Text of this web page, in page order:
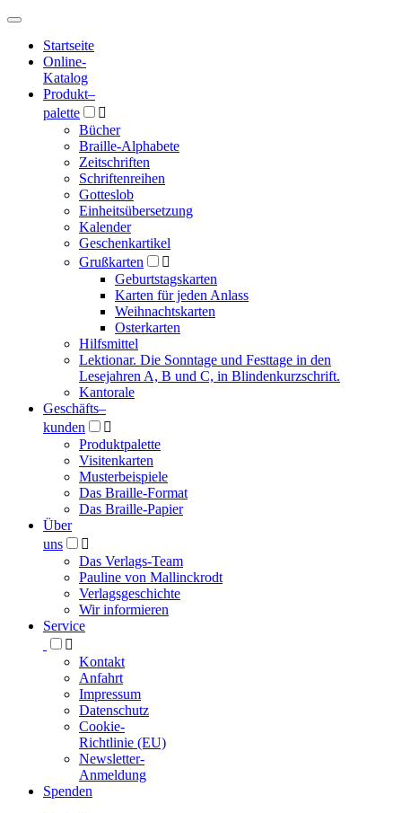
Hauptmenü
Hauptmenü
Startseite
Online-
Katalog
Produkt–
palette

Bücher
Braille-Alphabete
Zeitschriften
Schriftenreihen
Gotteslob
Einheitsübersetzung
Kalender
Geschenkartikel
Grußkarten

Geburtstagskarten
Karten für jeden Anlass
Weihnachtskarten
Osterkarten
Hilfsmittel
Lektionar. Die Sonntage und Festtage in den
Lesejahren A, B und C, in Blindenkurzschrift.
Kantorale
Geschäfts­–
kunden

Produktpalette
Visitenkarten
Musterbeispiele
Das Braille-Format
Das Braille-Papier
Über
uns

Das Verlags-Team
Pauline von Mallinckrodt
Verlagsgeschichte
Wir informieren
Service

Kontakt
Anfahrt
Impressum
Datenschutz
Cookie-
Richtlinie (EU)
Newsletter-
Anmeldung
Spenden